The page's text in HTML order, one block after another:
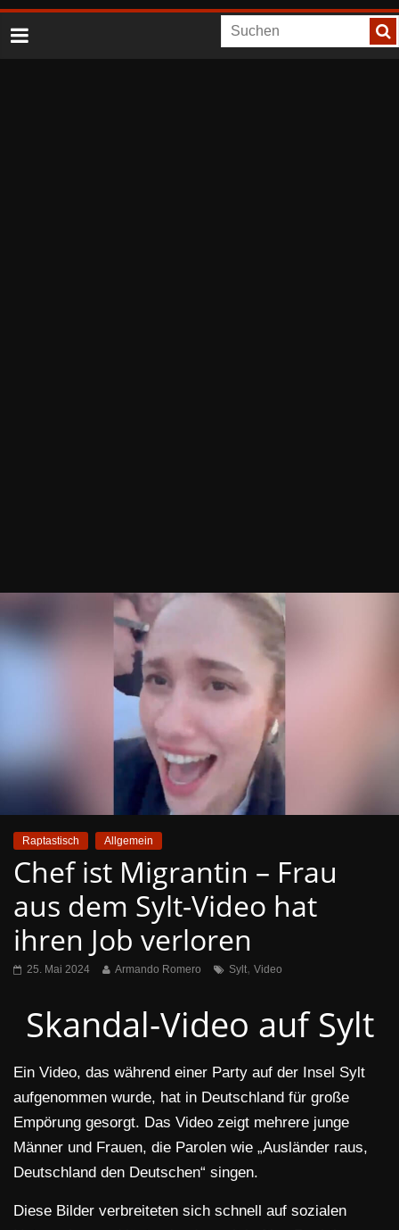
Raptastisch Allgemein
Chef ist Migrantin – Frau
aus dem Sylt-Video hat
ihren Job verloren
25. Mai 2024 Armando Romero Sylt, Video
Skandal-Video auf Sylt
Ein Video, das während einer Party auf der Insel Sylt
aufgenommen wurde, hat in Deutschland für große
Empörung gesorgt. Das Video zeigt mehrere junge
Männer und Frauen, die Parolen wie „Ausländer raus,
Deutschland den Deutschen“ singen.
Diese Bilder verbreiteten sich schnell auf sozialen